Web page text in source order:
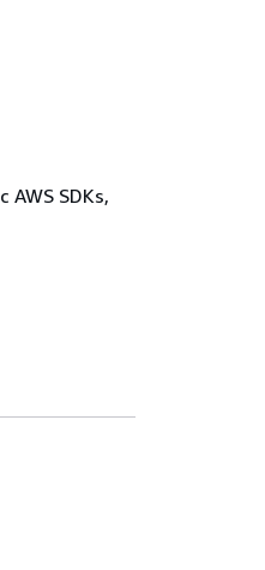
SDKs,